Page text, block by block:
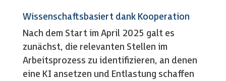
Wissenschaftsbasiert dank Kooperation
Nach dem Start im April 2025 galt es
zunächst, die relevanten Stellen im
Arbeitsprozess zu identifizieren, an denen
eine KI ansetzen und Entlastung schaffen